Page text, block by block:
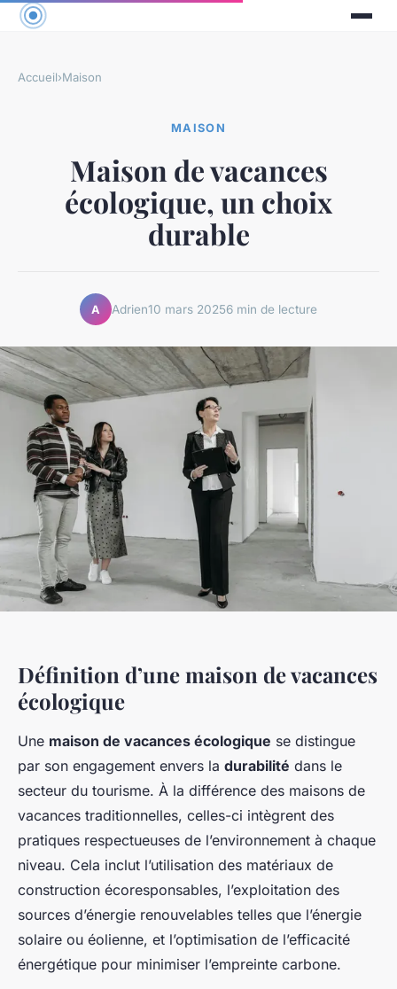
Accueil›Maison
MAISON
Maison de vacances
écologique, un choix
durable
A Adrien10 mars 20256 min de lecture
Définition d’une maison de vacances
écologique
Une maison de vacances écologique se distingue
par son engagement envers la durabilité dans le
secteur du tourisme. À la différence des maisons de
vacances traditionnelles, celles-ci intègrent des
pratiques respectueuses de l’environnement à chaque
niveau. Cela inclut l’utilisation des matériaux de
construction écoresponsables, l’exploitation des
sources d’énergie renouvelables telles que l’énergie
solaire ou éolienne, et l’optimisation de l’efficacité
énergétique pour minimiser l’empreinte carbone.